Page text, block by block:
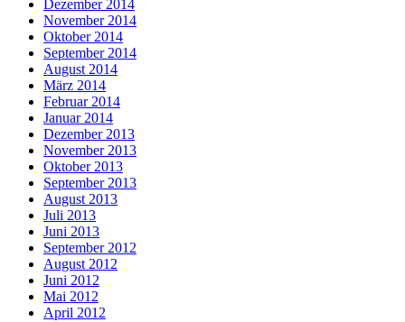
Dezember 2014
November 2014
Oktober 2014
September 2014
August 2014
März 2014
Februar 2014
Januar 2014
Dezember 2013
November 2013
Oktober 2013
September 2013
August 2013
Juli 2013
Juni 2013
September 2012
August 2012
Juni 2012
Mai 2012
April 2012